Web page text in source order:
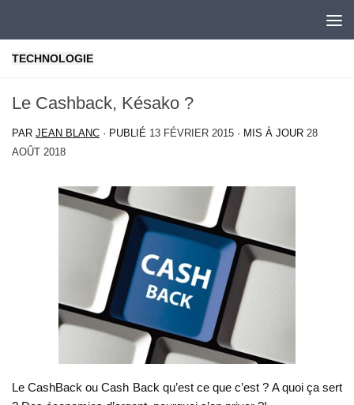
TECHNOLOGIE
Le Cashback, Késako ?
PAR JEAN BLANC · PUBLIÉ 13 FÉVRIER 2015 · MIS À JOUR 28
AOÛT 2018
Le CashBack ou Cash Back qu’est ce que c’est ? A quoi ça sert